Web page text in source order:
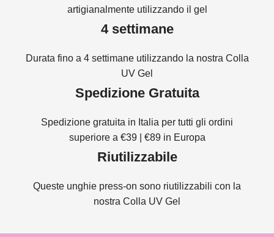
artigianalmente utilizzando il gel
4 settimane
Durata fino a 4 settimane utilizzando la nostra Colla
UV Gel
Spedizione Gratuita
Spedizione gratuita in Italia per tutti gli ordini
superiore a €39 | €89 in Europa
Riutilizzabile
Queste unghie press-on sono riutilizzabili con la
nostra Colla UV Gel